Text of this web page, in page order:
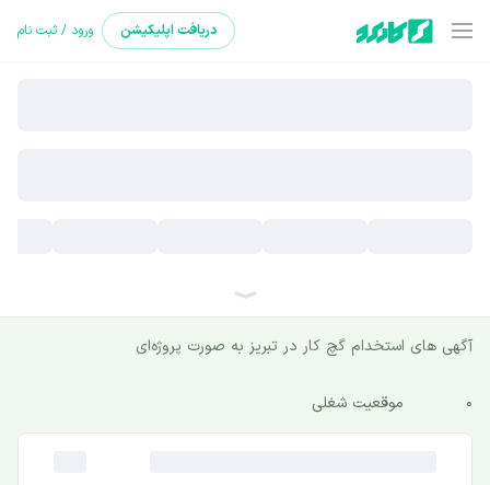
دریافت اپلیکیشن ورود / ثبت نام
آگهی های استخدام گچ کار در تبریز به صورت پروژه‌ای
0 موقعیت شغلی